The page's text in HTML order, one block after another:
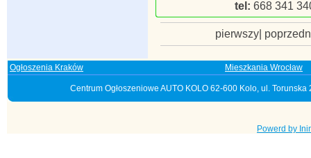
tel: 668 341
pierwszy|
Ogłoszenia Kraków Mieszkania Wrocław
Centrum Ogłoszeniowe AUTO KOLO 62-600 Kolo, ul.
Powerd by